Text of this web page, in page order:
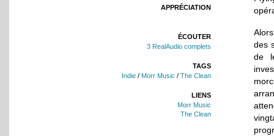
APPRÉCIATION
ÉCOUTER
3 RealAudio complets
TAGS
Indie / Morr Music / The Clean
LIENS
Morr Music
The Clean
des
de